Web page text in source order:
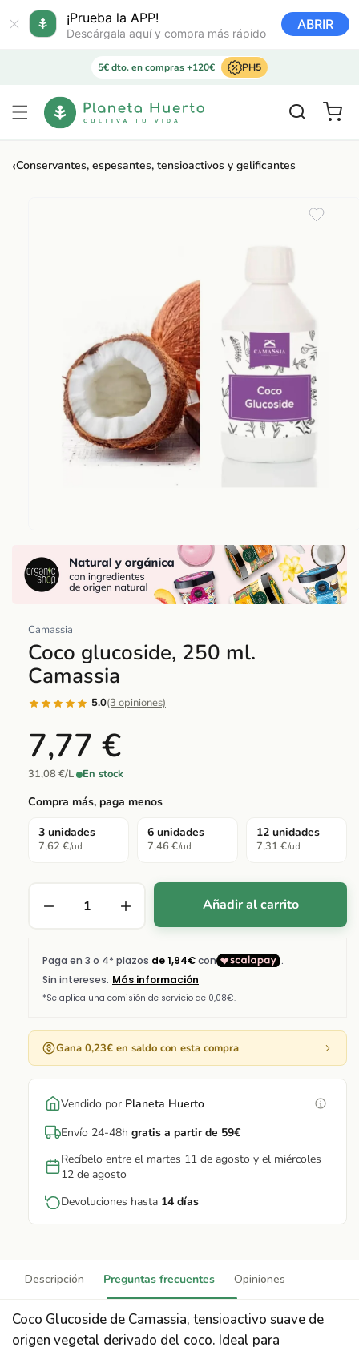
¡Prueba la APP!
Descárgala aquí y compra más rápido
ABRIR
directamente
al contenido
5€ dto. en compras +120€ PH5
Carrito
‹Conservantes, espesantes, tensioactivos y gelificantes
elemento
multimedia
1
una
ventana
modal
Camassia
Coco glucoside, 250 ml.
Camassia
5.0(3 opiniones)
7,77 €
31,08 €/L· En stock
Compra más, paga menos
3 unidades
7,62 €/ud
6 unidades
7,46 €/ud
12 unidades
7,31 €/ud
Añadir al carrito
Gana 0,23€ en saldo con esta compra
Vendido por Planeta Huerto
Envío 24-48h gratis a partir de 59€
Recíbelo entre el martes 11 de agosto y el miércoles
12 de agosto
Devoluciones hasta 14 días
Descripción Preguntas frecuentes Opiniones
Coco Glucoside de Camassia, tensioactivo suave de
origen vegetal derivado del coco. Ideal para